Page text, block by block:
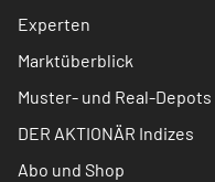
Experten
Marktüberblick
Muster- und Real-Depots
DER AKTIONÄR Indizes
Abo und Shop